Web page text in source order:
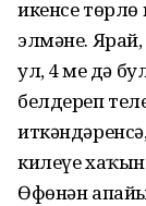
икенсе
элмәне.
ул, 4 мең дә
белдереп
килеүе
Өфөнән